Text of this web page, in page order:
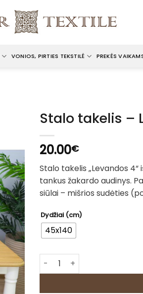
VONIOS, PIRTIES TEKSTILĖ PREKĖS
Stalo takelis –
20.00€
Stalo takelis „Levandos
tankus žakardo audinys.
siūlai – mišrios sudėties
Dydžiai (cm)
45x140
produkto kiekis: Stalo